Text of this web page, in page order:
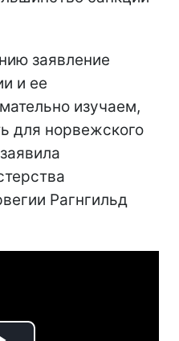
заявление
и ее
изучаем,
для норвежского
Рагнгильд